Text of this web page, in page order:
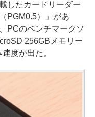
したカードリーダー
PGM0.5）」があ
PCのベンチマークソ
256GBメモリー
度が出た。